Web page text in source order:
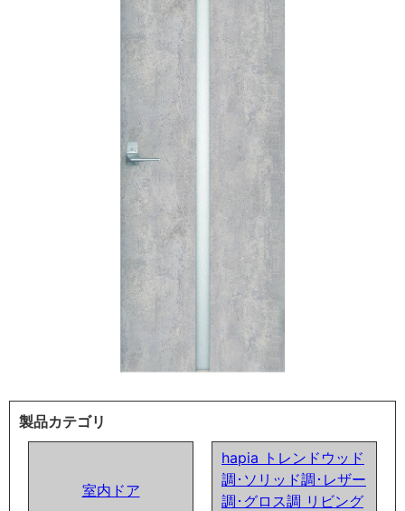
製品カテゴリ
室内ドア
hapia トレンドウッド
調･ソリッド調･レザー
調･グロス調 リビング